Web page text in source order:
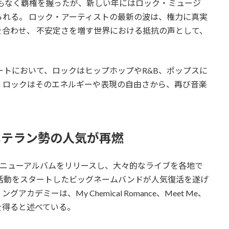
く覇権を握ったが、新しい年にはロック・ミュージ
る。 ロック・アーティストの最新の波は、権力に真実
わせ、 不安定さを増す世界における抵抗の声として、
において、ロックはヒップホップやR&B、ポップスに
ックはそのエネルギーや表現の自由さから、再び音楽
ラン勢の人気が再燃
ーアルバムをリリースし、大々的なライブを各地で
をスタートしたビッグネームバンドが人気復活を遂げ
グアカデミーは、My Chemical Romance、Meet Me、
ると述べている。